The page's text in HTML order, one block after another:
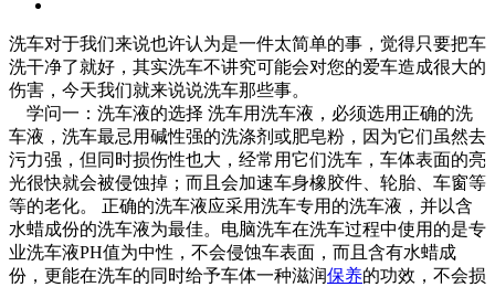
洗车对于我们来说也许认为是一件太简单的事，觉得只要把车
洗干净了就好，其实洗车不讲究可能会对您的爱车造成很大的
伤害，今天我们就来说说洗车那些事。
学问一：洗车液的选择 洗车用洗车液，必须选用正确的洗
车液，洗车最忌用碱性强的洗涤剂或肥皂粉，因为它们虽然去
污力强，但同时损伤性也大，经常用它们洗车，车体表面的亮
光很快就会被侵蚀掉；而且会加速车身橡胶件、轮胎、车窗等
等的老化。 正确的洗车液应采用洗车专用的洗车液，并以含
水蜡成份的洗车液为最佳。电脑洗车在洗车过程中使用的是专
业洗车液PH值为中性，不会侵蚀车表面，而且含有水蜡成
份，更能在洗车的同时给予车体一种滋润保养的功效，不会损